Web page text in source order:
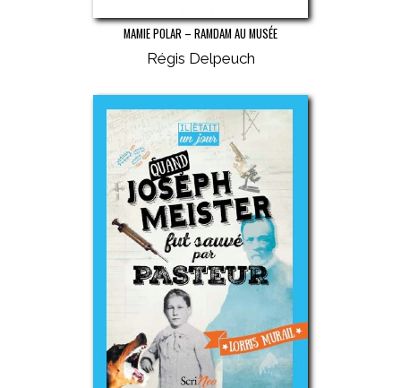
MAMIE POLAR – RAMDAM AU MUSÉE
Régis Delpeuch